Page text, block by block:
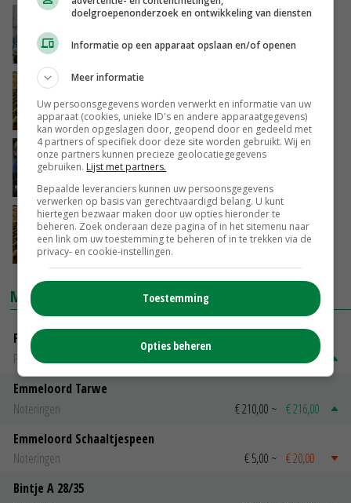
Veiling Rhein-Maas schaalt veilproces af
25-03-2020
Omzet Veiling Rhein-Maas stijgt 2 miljoen
euro
21-01-2020
Nieuwe veilingdirectie Rhein-Maas
19-11-2019
Veiling Rhein-Maas maakt inhaalslag
21-10-2019
MARKTPRIJZEN
Fritesgeschikt NL Du Be
PotatoNL
€ 23,00
Emmeloord Tarwe
Noteringen
€ 210,00 ~ € 216,00
Emmeloord Schaaltjespeen
Noteringen
€ 5,00 ~ € 20,00
Bintje A 28/35
doelgroepenonderzoek en ontwikkeling van diensten
Informatie op een apparaat opslaan en/of openen
Meer informatie
Uw persoonsgegevens worden verwerkt en informatie van uw
apparaat (cookies, unieke ID's en andere apparaatgegevens)
kan worden opgeslagen door, geopend door en gedeeld met
4 partners of specifiek door deze site worden gebruikt. Wij en
onze partners kunnen precieze geolocatiegegevens
gebruiken. Lijst met partners.
Bepaalde leveranciers kunnen uw persoonsgegevens
verwerken op basis van gerechtvaardigd belang. U kunt
hiertegen bezwaar maken door uw opties hieronder te
beheren. Zoek onderaan deze pagina of in het sitemenu naar
een link om uw toestemming te beheren of in te trekken via de
privacy- en cookie-instellingen.
Toestemming
Opties beheren